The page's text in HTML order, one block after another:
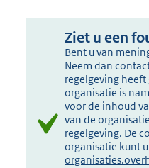
Ziet u een
Bent u van
Neem dan
regelgeving heeft
organisatie is
voor de inhoud
van de
regelgeving. De
organisatie kunt